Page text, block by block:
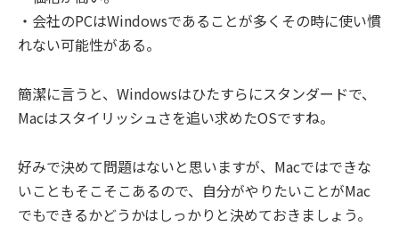
・会社のPCはWindowsであることが多くその時に使い慣
れない可能性がある。
簡潔に言うと、Windowsはひたすらにスタンダードで、
Macはスタイリッシュさを追い求めたOSですね。
好みで決めて問題はないと思いますが、Macではできな
いこともそこそこあるので、自分がやりたいことがMac
でもできるかどうかはしっかりと決めておきましょう。